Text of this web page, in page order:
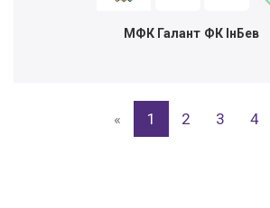
МФК Галант ФК ІнБев
« 1 2 3 4